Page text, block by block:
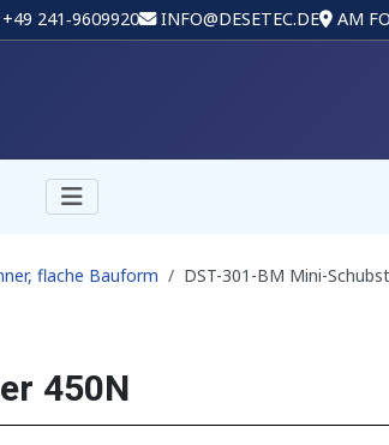
+49 241‑9609920 INFO@DESETEC.DE AM
flache Bauform DST-301-BM Mini-
450N